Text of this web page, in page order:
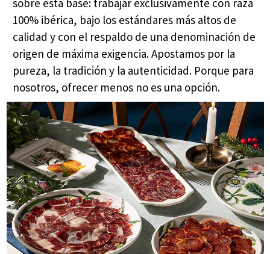
100% ibérica, bajo los estándares más altos de
calidad y con el respaldo de una denominación de
origen de máxima exigencia. Apostamos por la
pureza, la tradición y la autenticidad. Porque para
nosotros, ofrecer menos no es una opción.